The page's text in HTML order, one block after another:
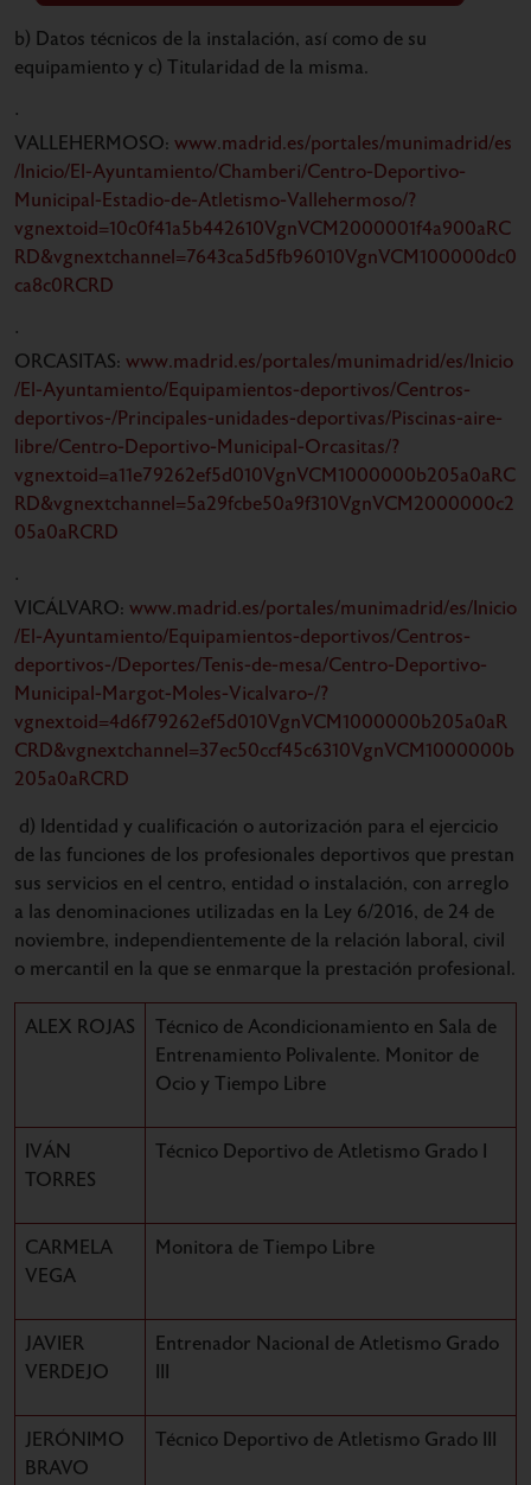
b) Datos técnicos de la instalación, así como de su
equipamiento y c) Titularidad de la misma.
·
VALLEHERMOSO: www.madrid.es/portales/munimadrid/es
/Inicio/El-Ayuntamiento/Chamberi/Centro-Deportivo-
Municipal-Estadio-de-Atletismo-Vallehermoso/?
vgnextoid=10c0f41a5b442610VgnVCM2000001f4a900aRC
RD&vgnextchannel=7643ca5d5fb96010VgnVCM100000dc0
ca8c0RCRD
·
ORCASITAS: www.madrid.es/portales/munimadrid/es/Inicio
/El-Ayuntamiento/Equipamientos-deportivos/Centros-
deportivos-/Principales-unidades-deportivas/Piscinas-aire-
libre/Centro-Deportivo-Municipal-Orcasitas/?
vgnextoid=a11e79262ef5d010VgnVCM1000000b205a0aRC
RD&vgnextchannel=5a29fcbe50a9f310VgnVCM2000000c2
05a0aRCRD
·
VICÁLVARO: www.madrid.es/portales/munimadrid/es/Inicio
/El-Ayuntamiento/Equipamientos-deportivos/Centros-
deportivos-/Deportes/Tenis-de-mesa/Centro-Deportivo-
Municipal-Margot-Moles-Vicalvaro-/?
vgnextoid=4d6f79262ef5d010VgnVCM1000000b205a0aR
CRD&vgnextchannel=37ec50ccf45c6310VgnVCM1000000b
205a0aRCRD
d) Identidad y cualificación o autorización para el ejercicio
de las funciones de los profesionales deportivos que prestan
sus servicios en el centro, entidad o instalación, con arreglo
a las denominaciones utilizadas en la Ley 6/2016, de 24 de
noviembre, independientemente de la relación laboral, civil
o mercantil en la que se enmarque la prestación profesional.
ALEX ROJAS
Técnico de Acondicionamiento en Sala de
Entrenamiento Polivalente. Monitor de
Ocio y Tiempo Libre
IVÁN
TORRES
Técnico Deportivo de Atletismo Grado I
CARMELA
VEGA
Monitora de Tiempo Libre
JAVIER
VERDEJO
Entrenador Nacional de Atletismo Grado
JERÓNIMO
BRAVO
Técnico Deportivo de Atletismo Grado III